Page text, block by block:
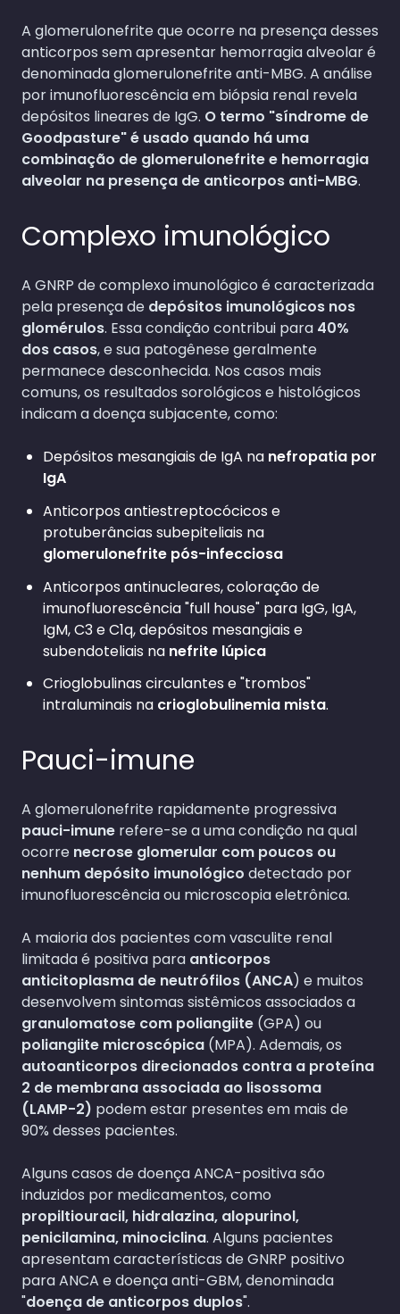
A glomerulonefrite que ocorre na presença desses
anticorpos sem apresentar hemorragia alveolar é
denominada glomerulonefrite anti-MBG. A análise
por imunofluorescência em biópsia renal revela
depósitos lineares de IgG. O termo "síndrome de
Goodpasture" é usado quando há uma
combinação de glomerulonefrite e hemorragia
alveolar na presença de anticorpos anti-MBG.
Complexo imunológico
A GNRP de complexo imunológico é caracterizada
pela presença de depósitos imunológicos nos
glomérulos. Essa condição contribui para 40%
dos casos, e sua patogênese geralmente
permanece desconhecida. Nos casos mais
comuns, os resultados sorológicos e histológicos
indicam a doença subjacente, como:
Depósitos mesangiais de IgA na nefropatia por
IgA
Anticorpos antiestreptocócicos e
protuberâncias subepiteliais na
glomerulonefrite pós-infecciosa
Anticorpos antinucleares, coloração de
imunofluorescência "full house" para IgG, IgA,
IgM, C3 e C1q, depósitos mesangiais e
subendoteliais na nefrite lúpica
Crioglobulinas circulantes e "trombos"
intraluminais na crioglobulinemia mista.
Pauci-imune
A glomerulonefrite rapidamente progressiva
pauci-imune refere-se a uma condição na qual
ocorre necrose glomerular com poucos ou
nenhum depósito imunológico detectado por
imunofluorescência ou microscopia eletrônica.
A maioria dos pacientes com vasculite renal
limitada é positiva para anticorpos
anticitoplasma de neutrófilos (ANCA) e muitos
desenvolvem sintomas sistêmicos associados a
granulomatose com poliangiite (GPA) ou
poliangiite microscópica (MPA). Ademais, os
autoanticorpos direcionados contra a proteína
2 de membrana associada ao lisossoma
(LAMP-2) podem estar presentes em mais de
90% desses pacientes.
Alguns casos de doença ANCA-positiva são
induzidos por medicamentos, como
propiltiouracil, hidralazina, alopurinol,
penicilamina, minociclina. Alguns pacientes
apresentam características de GNRP positivo
para ANCA e doença anti-GBM, denominada
"doença de anticorpos duplos".